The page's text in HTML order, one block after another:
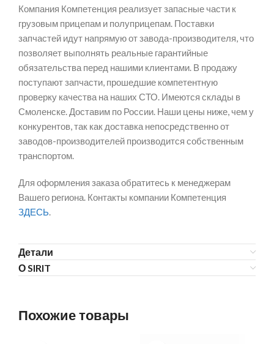
Компания Компетенция реализует запасные части к
грузовым прицепам и полуприцепам. Поставки
запчастей идут напрямую от завода-производителя, что
позволяет выполнять реальные гарантийные
обязательства перед нашими клиентами. В продажу
поступают запчасти, прошедшие компетентную
проверку качества на наших СТО. Имеются склады в
Смоленске. Доставим по России. Наши цены ниже, чем у
конкурентов, так как доставка непосредственно от
заводов-производителей производится собственным
транспортом.
Для оформления заказа обратитесь к менеджерам
Вашего региона. Контакты компании Компетенция
ЗДЕСЬ.
Детали
О SIRIT
Похожие товары